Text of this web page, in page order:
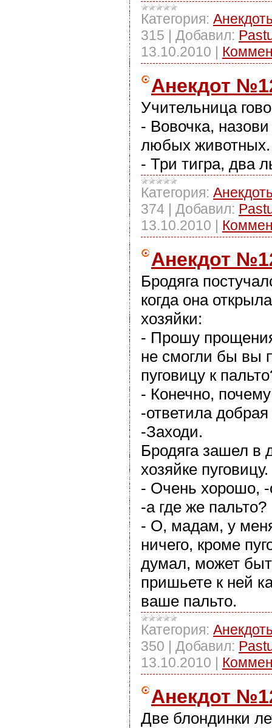
Категория:
315 | Добавил:
13.10.2010 |
Анекдот
Учительница
- Вовочка,
любых животных.
- Три тигра, два
Категория:
374 | Добавил:
13.10.2010 |
Анекдот
Бродяга
когда она
хозяйки:
- Прошу
не смогли бы вы
пуговицу к
- Конечно,
-ответила
-Заходи.
Бродяга зашел в
хозяйке пуговицу.
- Очень хорошо, -
-а где же пальто?
- О, мадам, у
ничего, кроме
думал, может
пришьете к ней
ваше пальто.
Категория:
350 | Добавил:
13.10.2010 |
Анекдот
Две блондинки